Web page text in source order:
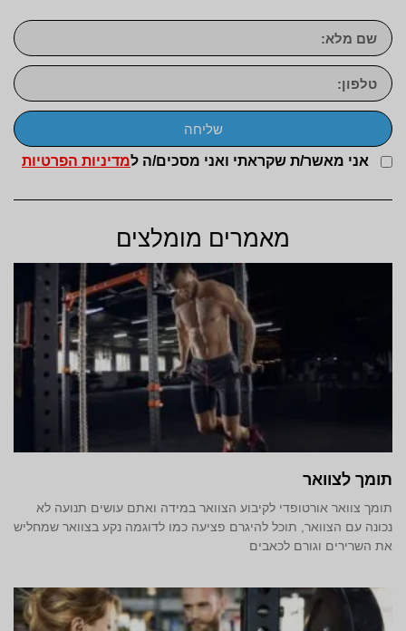
אני מאשר/ת שקראתי ואני מסכים/ה למדיניות הפרטיות
שליחה
מאמרים מומלצים
תומך לצוואר
תומך צוואר אורטופדי לקיבוע הצוואר במידה ואתם עושים תנועה לא
נכונה עם הצוואר, תוכל להיגרם פציעה כמו לדוגמה נקע בצוואר שמחליש
את השרירים וגורם לכאבים